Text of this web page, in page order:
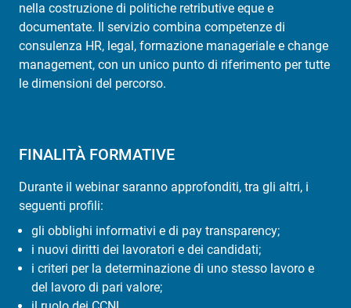
nella costruzione di politiche retributive eque e
documentate. Il servizio combina competenze di
consulenza HR, legal, formazione manageriale e change
management, con un unico punto di riferimento per tutte
le dimensioni del percorso.
FINALITÀ FORMATIVE
Durante il webinar saranno approfonditi, tra gli altri, i
seguenti profili:
gli obblighi informativi e di pay transparency;
i nuovi diritti dei lavoratori e dei candidati;
i criteri per la determinazione di uno stesso lavoro e
del lavoro di pari valore;